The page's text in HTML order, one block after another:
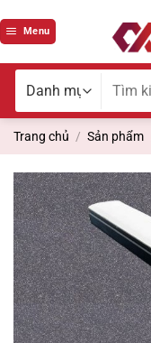
qua
Menu
Tìm
Trang chủ / Sản phẩm